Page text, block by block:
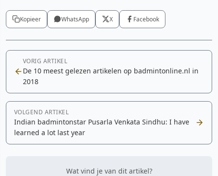
Cookie-instellingen aanpassen
Kopieer WhatsApp X Facebook
VORIG ARTIKEL
De 10 meest gelezen artikelen op badmintonline.nl in
2018
VOLGEND ARTIKEL
Indian badmintonstar Pusarla Venkata Sindhu: I have
learned a lot last year
Wat vind je van dit artikel?